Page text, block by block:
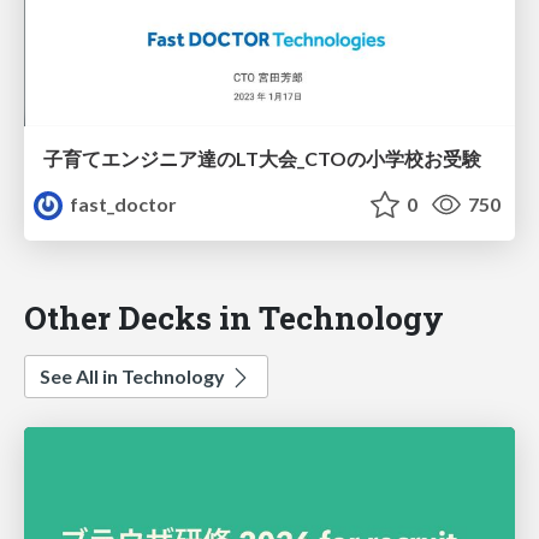
子育てエンジニア達のLT大会_CTOの小学校お受験
fast_doctor
0 750
Other Decks in Technology
See All in Technology